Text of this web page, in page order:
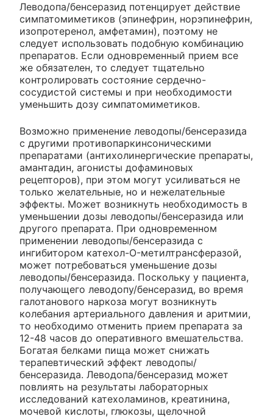
Леводопа/бенсеразид потенцирует действие
симпатомиметиков (эпинефрин, норэпинефрин,
изопротеренол, амфетамин), поэтому не
следует использовать подобную комбинацию
препаратов. Если одновременный прием все
же обязателен, то следует тщательно
контролировать состояние сердечно-
сосудистой системы и при необходимости
уменьшить дозу симпатомиметиков.
Возможно применение леводопы/бенсеразида
с другими противопаркинсоническими
препаратами (антихолинергические препараты,
амантадин, агонисты дофаминовых
рецепторов), при этом могут усиливаться не
только желательные, но и нежелательные
эффекты. Может возникнуть необходимость в
уменьшении дозы леводопы/бенсеразида или
другого препарата. При одновременном
применении леводопы/бенсеразида с
ингибитором катехол-O-метилтрансферазой,
может потребоваться уменьшение дозы
леводопы/бенсеразида. Поскольку у пациента,
получающего леводопу/бенсеразид, во время
галотанового наркоза могут возникнуть
колебания артериального давления и аритмии,
то необходимо отменить прием препарата за
12-48 часов до оперативного вмешательства.
Богатая белками пища может снижать
терапевтический эффект леводопы/
бенсеразида. Леводопа/бенсеразид может
повлиять на результаты лабораторных
исследований катехоламинов, креатинина,
мочевой кислоты, глюкозы, щелочной